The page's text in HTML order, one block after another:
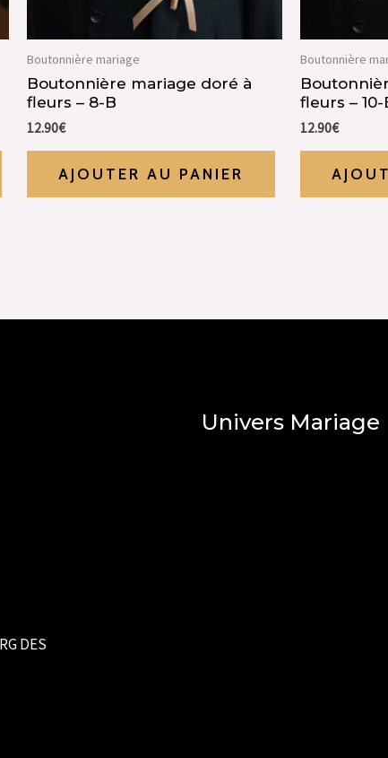
Boutonnière mariage
Boutonnière mariage doré à
fleurs – 8-B
12.90€
AJOUTER AU PANIER
Boutonnière
fleurs – 10-
12.90€
DES
Univers Mariage